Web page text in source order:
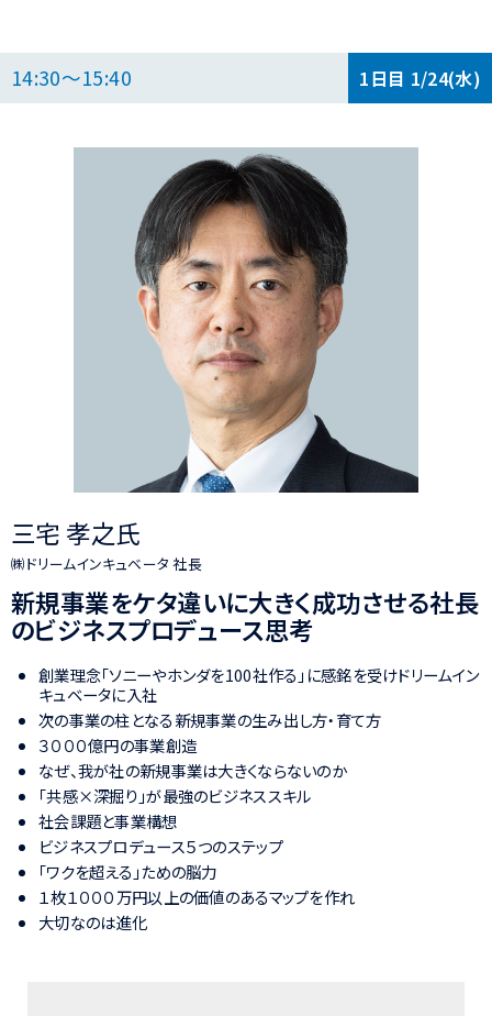
14:30～15:40 1日目 1/24(水)
三宅 孝之氏
㈱ドリームインキュベータ 社長
新規事業をケタ違いに大きく成功させる社長
のビジネスプロデュース思考
創業理念「ソニーやホンダを100社作る」に感銘を受けドリームイン
キュベータに入社
次の事業の柱となる新規事業の生み出し方・育て方
３０００億円の事業創造
なぜ、我が社の新規事業は大きくならないのか
「共感×深掘り」が最強のビジネススキル
社会課題と事業構想
ビジネスプロデュース５つのステップ
「ワクを超える」ための脳力
１枚１０００万円以上の価値のあるマップを作れ
大切なのは進化